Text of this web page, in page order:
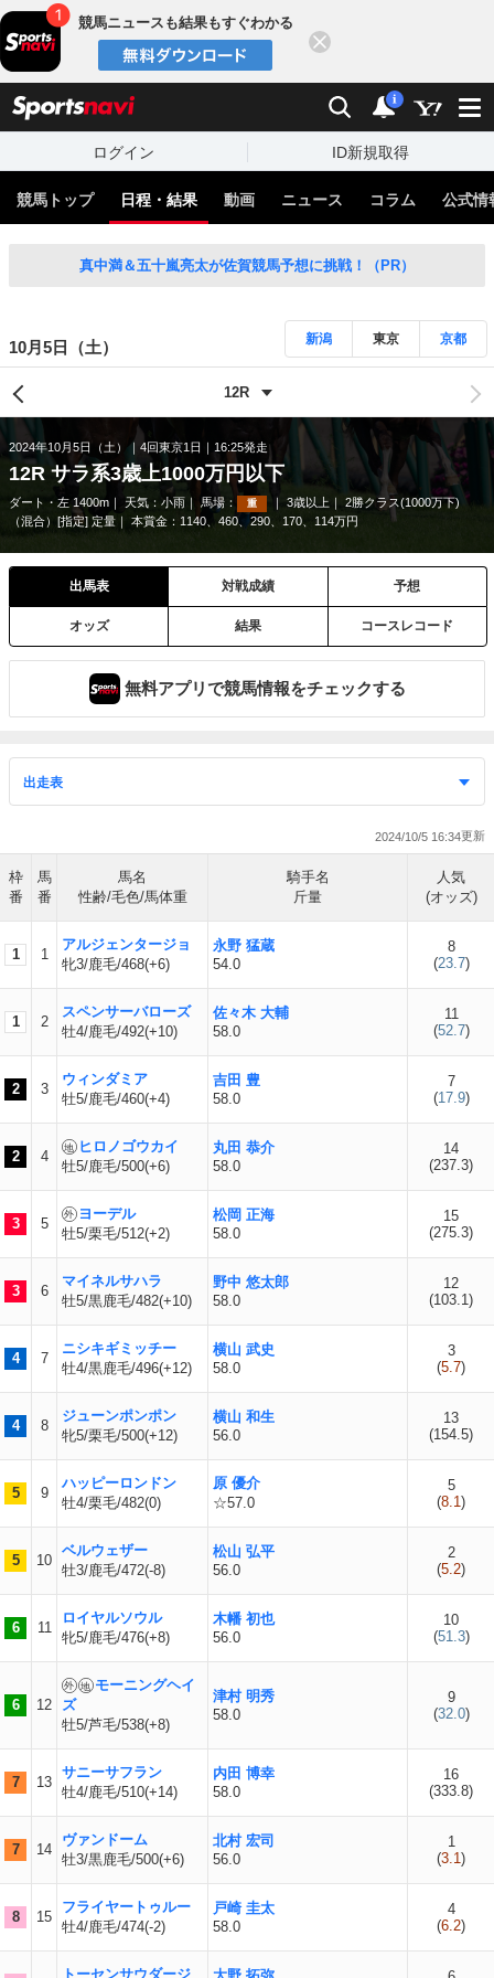
競馬ニュースも結果もすぐわかる
検索 通知
i
ログイン ID新規取得
競馬トップ 日程・結果 動画 ニュース コラム 公式情
真中満＆五十嵐亮太が佐賀競馬予想に挑戦！（PR）
10月5日（土） 新潟 東京 京都
2024年10月5日（土） 4回東京1日 16:25発走
12R サラ系3歳上1000万円以下
ダート・左 1400m 天気： 小雨 馬場： 重 3歳以上
2勝クラス(1000万下)
（混合）[指定] 定量
本賞金：1140、460、290、170、114万円
出馬表 対戦成績 予想
オッズ 結果 コースレコード
無料アプリで競馬情報をチェックする
2024/10/5 16:34
枠
番
馬
番
馬名
性齢/毛色/馬体重
騎手名
斤量
人気
(オッズ)
1 1
アルジェンタージョ
牝3/鹿毛/468(+6)
永野 猛蔵
54.0
8
(23.7)
1 2
スペンサーバローズ
牡4/鹿毛/492(+10)
佐々木 大輔
58.0
11
(52.7)
2 3
ウィンダミア
牡5/鹿毛/460(+4)
吉田 豊
58.0
7
(17.9)
2 4
ヒロノゴウカイ
牡5/鹿毛/500(+6)
丸田 恭介
58.0
14
(237.3)
3 5
ヨーデル
牡5/栗毛/512(+2)
松岡 正海
58.0
15
(275.3)
3 6
マイネルサハラ
牡5/黒鹿毛/482(+10)
野中 悠太郎
58.0
12
(103.1)
4 7
ニシキギミッチー
牡4/黒鹿毛/496(+12)
横山 武史
58.0
3
(5.7)
4 8
ジューンポンポン
牝5/栗毛/500(+12)
横山 和生
56.0
13
(154.5)
5 9
ハッピーロンドン
牡4/栗毛/482(0)
原 優介
☆57.0
5
(8.1)
5 10
ベルウェザー
牡3/鹿毛/472(-8)
松山 弘平
56.0
2
(5.2)
6 11
ロイヤルソウル
牝5/鹿毛/476(+8)
木幡 初也
56.0
10
(51.3)
6 12
モーニングヘイ
ズ
牡5/芦毛/538(+8)
津村 明秀
58.0
9
(32.0)
7 13
サニーサフラン
牡4/鹿毛/510(+14)
内田 博幸
58.0
16
(333.8)
7 14
ヴァンドーム
牡3/黒鹿毛/500(+6)
北村 宏司
56.0
1
(3.1)
8 15
フライヤートゥルー
牡4/鹿毛/474(-2)
戸崎 圭太
58.0
4
(6.2)
トーセンサウダージ